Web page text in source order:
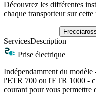
Découvrez les différentes
chaque transporteur sur cette
ServicesDescription
Prise électrique
Indépendamment du
l'ETR 700 ou l'ETR 1000 -
courant pour vous permettre